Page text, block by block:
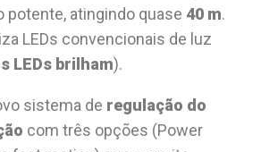
potente, atingindo quase 40 m.
LEDs convencionais de luz
LEDs brilham).
sistema de regulação do
com três opções (Power